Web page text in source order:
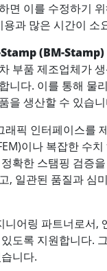
면 이를 수정하기
과 많은 시간이 소
(BM-Stamp)
부품 제조업체가
니다. 이를 통해 물
을 생산할 수 있습
픽 인터페이스를
이나 복잡한 수
확한 스탬핑 검증
, 일관된 품질과 심
니어링 파트너로서,
도록 지원합니다.
니다.